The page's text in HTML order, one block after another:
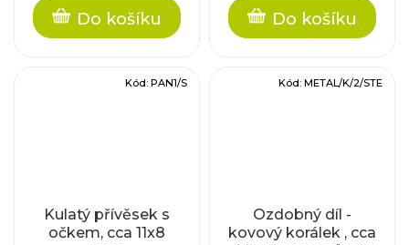
Do košíku Do košíku
Kulatý přívěsek s
očkem, cca 11x8
Kód: PAN1/S
Ozdobný díl -
kovový korálek , cca
Kód: METAL/K/2/STE